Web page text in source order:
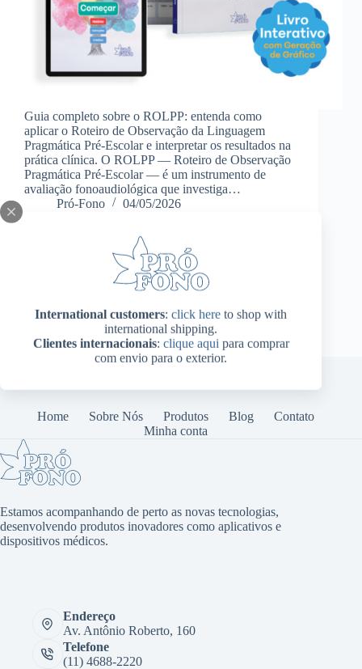
International customers: click here to shop with
international shipping.
Clientes internacionais: clique aqui para comprar
com envio para o exterior.
Guia completo sobre o ROLPP: entenda como
aplicar o Roteiro de Observação da Linguagem
Pragmática Pré-Escolar e interpretar os resultados na
prática clínica. O ROLPP — Roteiro de Observação
Pragmática Pré-Escolar — é um instrumento de
avaliação fonoaudiológica que investiga…
Pró-Fono
04/05/2026
Home Sobre Nós Produtos Blog
Contato
Minha conta
Estamos acompanhando de perto as novas tecnologias,
desenvolvendo produtos inovadores como aplicativos e
dispositivos médicos.
Endereço
Av. Antônio Roberto, 160
Telefone
(11) 4688-2220